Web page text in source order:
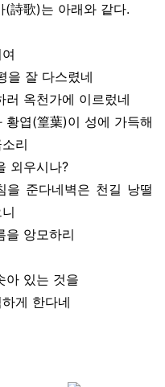
詩歌)는 아래와 같다.
을 잘 다스렸네
러 옥천가에 이르렀네
황엽(篁葉)이 성에 가득해
리
외우시나?
을 준다네벽은 천길 낭떨
을 앙모하리
아 있는 것을
게 한다네